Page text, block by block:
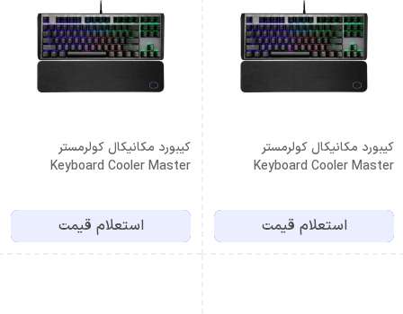
کیبورد مکانیکال کولرمستر
Keyboard Cooler Master
استعلام قیمت
کیبورد مکانیکال کولرمستر
Keyboard Cooler Master
استعلام قیمت